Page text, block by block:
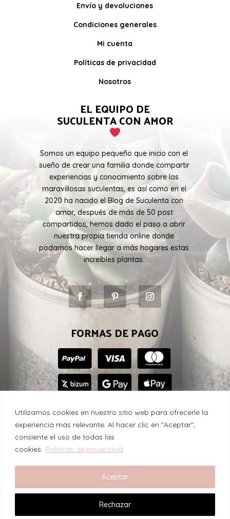
Utilizamos cookies en nuestro sitio web para ofrecerle la
experiencia más relevante. Al hacer clic en "Aceptar",
consiente el uso de todas las
cookies. Políticas de privacidad
Rechazar
Aceptar
Envío y devoluciones
Condiciones generales
Mi cuenta
Políticas de privacidad
Nosotros
EL EQUIPO DE
SUCULENTA CON AMOR
Somos un equipo pequeño que inicio con el
sueño de crear una familia donde compartir
experiencias y conocimiento sobre las
maravillosas suculentas, es así como en el
2020 ha nacido el Blog de Suculenta con
amor, después de más de 50 post
compartidos, hemos dado el paso a abrir
nuestra propia tienda online donde
podamos hacer llegar a más hogares estas
increíbles plantas.
FORMAS DE PAGO
Suculenta con amor © 2024